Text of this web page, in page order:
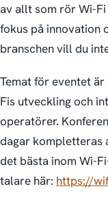
av allt som rör Wi-
fokus på innovation
branschen vill du
Temat för eventet
Fis utveckling och
operatörer.
dagar kompletteras
det bästa inom Wi-
talare här: https://